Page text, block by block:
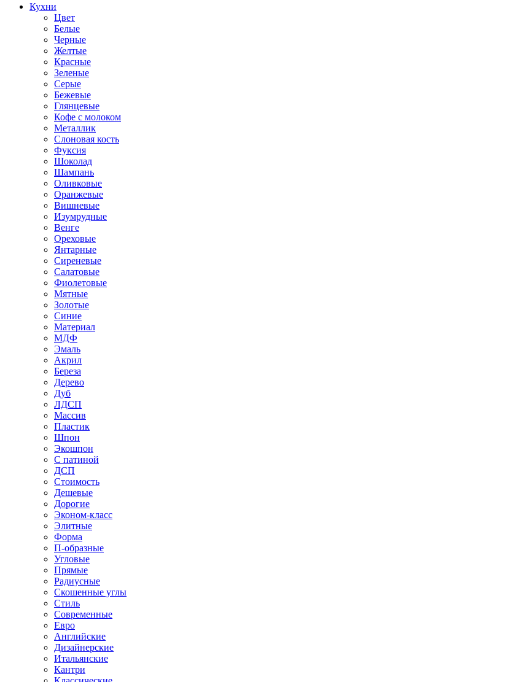
Кухни
Цвет
Белые
Черные
Желтые
Красные
Зеленые
Серые
Бежевые
Глянцевые
Кофе с молоком
Металлик
Слоновая кость
Фуксия
Шоколад
Шампань
Оливковые
Оранжевые
Вишневые
Изумрудные
Венге
Ореховые
Янтарные
Сиреневые
Салатовые
Фиолетовые
Мятные
Золотые
Синие
Материал
МДФ
Эмаль
Акрил
Береза
Дерево
Дуб
ЛДСП
Массив
Пластик
Шпон
Экошпон
С патиной
ДСП
Стоимость
Дешевые
Дорогие
Эконом-класс
Элитные
Форма
П-образные
Угловые
Прямые
Радиусные
Скошенные углы
Стиль
Современные
Евро
Английские
Дизайнерские
Итальянские
Кантри